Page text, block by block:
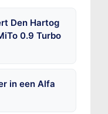
Den Hartog
0.9 Turbo
in een Alfa